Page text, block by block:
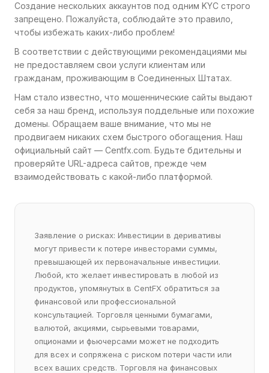
Создание нескольких аккаунтов под одним KYC строго
запрещено. Пожалуйста, соблюдайте это правило,
чтобы избежать каких-либо проблем!
В соответствии с действующими рекомендациями мы
не предоставляем свои услуги клиентам или
гражданам, проживающим в Соединенных Штатах.
Нам стало известно, что мошеннические сайты выдают
себя за наш бренд, используя поддельные или похожие
домены. Обращаем ваше внимание, что мы не
продвигаем никаких схем быстрого обогащения. Наш
официальный сайт — Centfx.com. Будьте бдительны и
проверяйте URL-адреса сайтов, прежде чем
взаимодействовать с какой-либо платформой.
Заявление о рисках: Инвестиции в деривативы
могут привести к потере инвесторами суммы,
превышающей их первоначальные инвестиции.
Любой, кто желает инвестировать в любой из
продуктов, упомянутых в CentFX обратиться за
финансовой или профессиональной
консультацией. Торговля ценными бумагами,
валютой, акциями, сырьевыми товарами,
опционами и фьючерсами может не подходить
для всех и сопряжена с риском потери части или
всех ваших средств. Торговля на финансовых